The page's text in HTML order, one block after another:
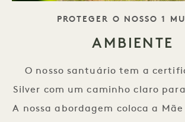
SLOGAN
PROTEGER O NOSSO 1
AMBIENTE
O nosso santuário tem a
Silver com um caminho claro para
A nossa abordagem coloca a